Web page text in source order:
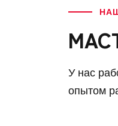
У нас
опытом